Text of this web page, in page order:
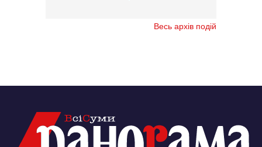
Весь архів подій